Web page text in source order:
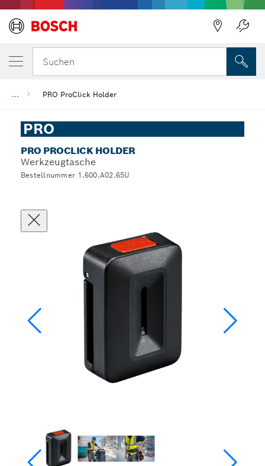
Suchen
... PRO ProClick Holder
PRO
PRO PROCLICK HOLDER
Werkzeugtasche
Bestellnummer 1.600.A02.65U